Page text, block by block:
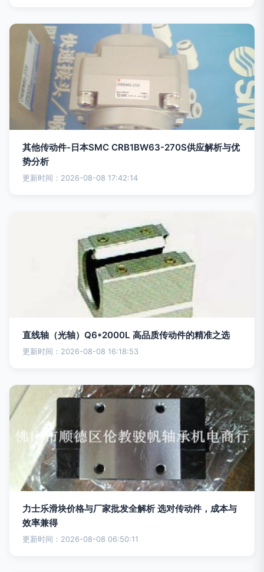
其他传动件-日本SMC CRB1BW63-270S供应解析与优
势分析
更新时间：2026-08-08 17:42:14
直线轴（光轴）Q6*2000L 高品质传动件的精准之选
更新时间：2026-08-08 16:18:53
力士乐滑块价格与厂家批发全解析 选对传动件，成本与
效率兼得
更新时间：2026-08-08 06:50:11